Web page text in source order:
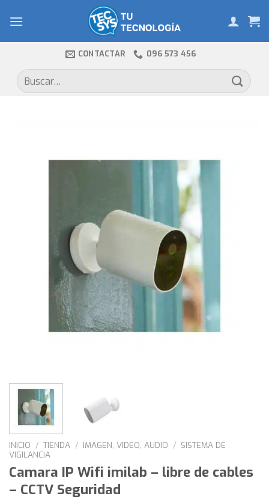
CONTACTAR 096 573 456
Buscar
por:
INICIO / TIENDA / IMAGEN, VIDEO, AUDIO / SISTEMA DE
VIGILANCIA
Camara IP Wifi imilab – libre de cables
– CCTV Seguridad